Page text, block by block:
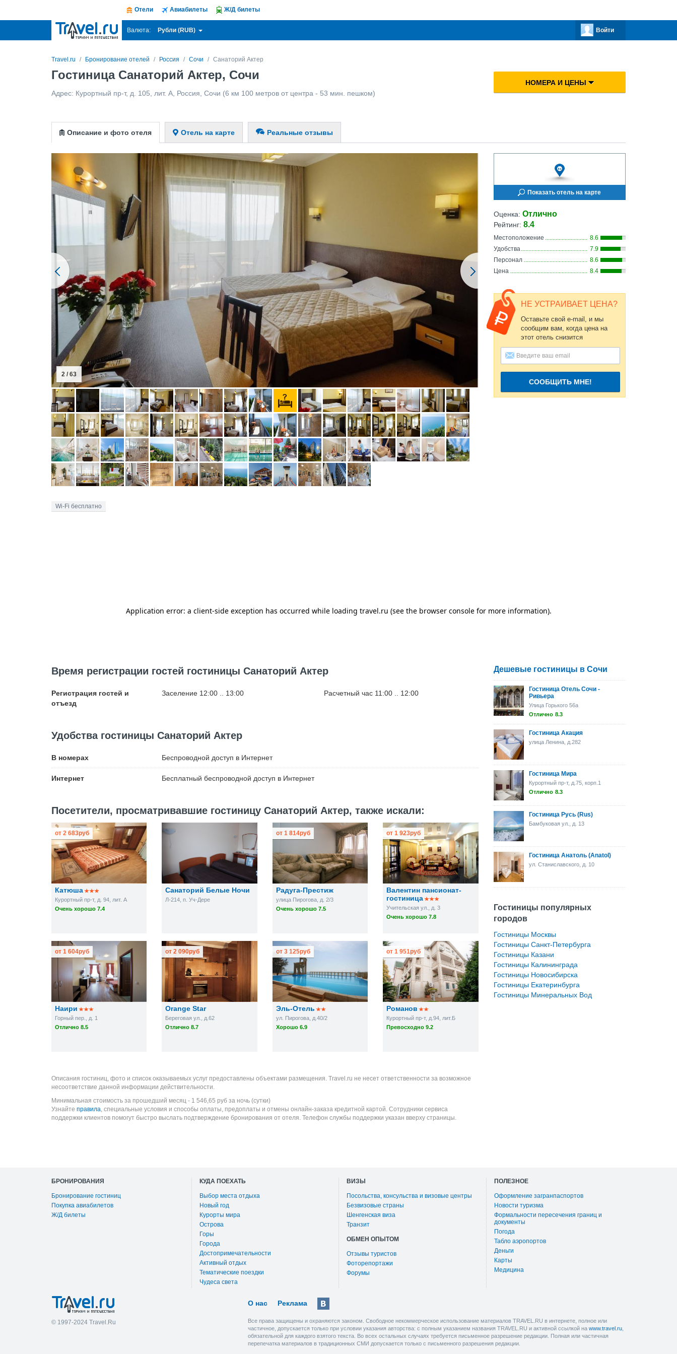
Отели Авиабилеты Ж/Д билеты
Валюта: Рубли (RUB) Войти
Travel.ru Бронирование отелей Россия Сочи Санаторий Актер
Гостиница Санаторий Актер, Сочи
Адрес: Курортный пр-т, д. 105, лит. А Россия Сочи (6 км 100 метров от центра - 53 мин. пешком)
НОМЕРА И ЦЕНЫ
Описание и фото отеля Отель на карте Реальные отзывы
3 / 63
Wi-Fi бесплатно
Показать отель на карте
Оценка: Отлично
Рейтинг: 8.4
Местоположение
8.6
Удобства
7.9
Персонал
8.6
Цена
8.4
НЕ УСТРАИВАЕТ ЦЕНА?
Оставьте свой e-mail, и мы
сообщим вам, когда цена на
этот отель снизится
СООБЩИТЬ МНЕ!
Время регистрации гостей гостиницы Санаторий Актер
Регистрация гостей и
отъезд
Заселение 12:00 .. 13:00 Расчетный час 11:00 .. 12:00
Удобства гостиницы Санаторий Актер
В номерах Беспроводной доступ в Интернет
Интернет Бесплатный беспроводной доступ в Интернет
Посетители, просматривавшие гостиницу Санаторий Актер, также искали:
Катюша
Курортный пр-т, д. 94, лит. А
Очень хорошо 7.4
от 2 683руб
Санаторий Белые Ночи
Л-214, п. Уч-Дере
Радуга-Престиж
улица Пирогова, д. 2/3
Очень хорошо 7.5
от 1 814руб
Валентин пансионат-
гостиница
Учительская ул., д. 3
Очень хорошо 7.8
от1 923руб
Наири
Горный пер., д. 1
Отлично 8.5
от 1 604руб
Orange Star
Береговая ул., д.62
Отлично 8.7
от2 090руб
Эль-Отель
ул. Пирогова, д.40/2
Хорошо 6.9
от 3 125руб
Романов
Курортный пр-т, д.94, лит.Б
Превосходно 9.2
от1 951руб
Описания гостиниц, фото и список оказываемых услуг предоставлены объектами размещения. Travel.ru не несет ответственности за возможное
несоответствие данной информации действительности.
Минимальная стоимость за прошедший месяц - 1 546,65 руб за ночь (сутки)
Узнайте правила, специальные условия и способы оплаты, предоплаты и отмены онлайн-заказа кредитной картой. Сотрудники сервиса
поддержки клиентов помогут быстро выслать подтверждение бронирования от отеля. Телефон службы поддержки указан вверху страницы.
Дешевые гостиницы в Сочи
Гостиница Отель Сочи -
Ривьера
Улица Горького 56а
Отлично 8.3
Гостиница Акация
улица Ленина, д.282
Гостиница Мира
Курортный пр-т, д.75, корп.1
Отлично 8.3
Гостиница Русь (Rus)
Бамбуковая ул., д. 13
Гостиница Анатоль (Anatol)
ул. Станиславского, д. 10
Гостиницы популярных
городов
Гостиницы Москвы
Гостиницы Санкт-Петербурга
Гостиницы Казани
Гостиницы Калининграда
Гостиницы Новосибирска
Гостиницы Екатеринбурга
Гостиницы Минеральных Вод
БРОНИРОВАНИЯ
Бронирование гостиниц
Покупка авиабилетов
Ж/Д билеты
КУДА ПОЕХАТЬ
Выбор места отдыха
Новый год
Курорты мира
Острова
Горы
Города
Достопримечательности
Активный отдых
Тематические поездки
Чудеса света
ВИЗЫ
Посольства, консульства и визовые центры
Безвизовые страны
Шенгенская виза
Транзит
ОБМЕН ОПЫТОМ
Отзывы туристов
Фоторепортажи
Форумы
ПОЛЕЗНОЕ
Оформление загранпаспортов
Новости туризма
Формальности пересечения границ и
документы
Погода
Табло аэропортов
Деньги
Карты
Медицина
© 1997-2024 Travel.Ru
О нас Реклама
Все права защищены и охраняются законом. Свободное некоммерческое использование материалов TRAVEL.RU в интернете, полное или
частичное, допускается только при условии указания авторства: с полным указанием названия TRAVEL.RU и активной ссылкой на www.travel.ru
обязательной для каждого взятого текста. Во всех остальных случаях требуется письменное разрешение редакции. Полная или частичная
перепечатка материалов в традиционных СМИ допускается только с письменного разрешения редакции.